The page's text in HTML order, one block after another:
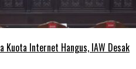
Kuota Internet Hangus, IAW Desak